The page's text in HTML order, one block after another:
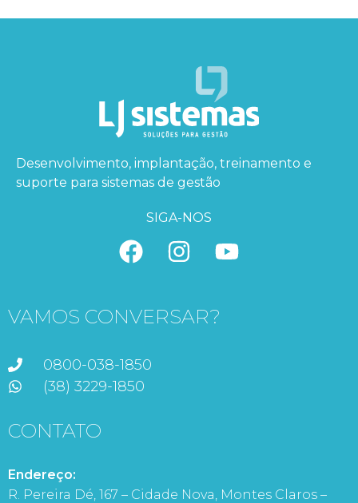
Desenvolvimento, implantação, treinamento e
suporte para sistemas de gestão
SIGA-NOS
VAMOS CONVERSAR?
0800-038-1850
(38) 3229-1850
CONTATO
Endereço:
R. Pereira Dé, 167 – Cidade Nova, Montes Claros –